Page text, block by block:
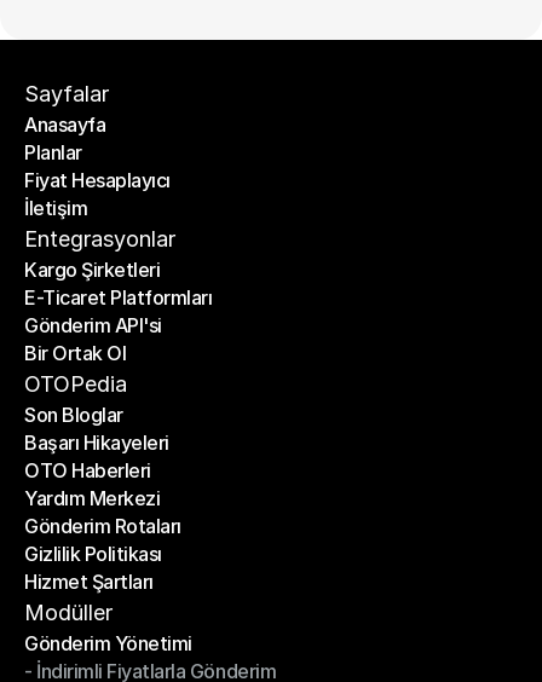
Sayfalar
Anasayfa
Anasayfa
Planlar
Planlar
Fiyat Hesaplayıcı
Fiyat Hesaplayıcı
İletişim
İletişim
Entegrasyonlar
Kargo Şirketleri
Kargo Şirketleri
E-Ticaret Platformları
E-Ticaret Platformları
Gönderim API'si
Gönderim API'si
Bir Ortak Ol
Bir Ortak Ol
OTOPedia
Son Bloglar
Son Bloglar
Başarı Hikayeleri
Başarı Hikayeleri
OTO Haberleri
OTO Haberleri
Yardım Merkezi
Yardım Merkezi
Gönderim Rotaları
Gönderim Rotaları
Gizlilik Politikası
Gizlilik Politikası
Hizmet Şartları
Hizmet Şartları
Modüller
Gönderim Yönetimi
Gönderim Yönetimi
- İndirimli Fiyatlarla Gönderim